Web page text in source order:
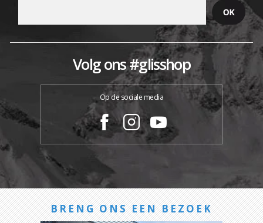
Volg ons #glisshop
Op de sociale media
BRENG ONS EEN BEZOEK